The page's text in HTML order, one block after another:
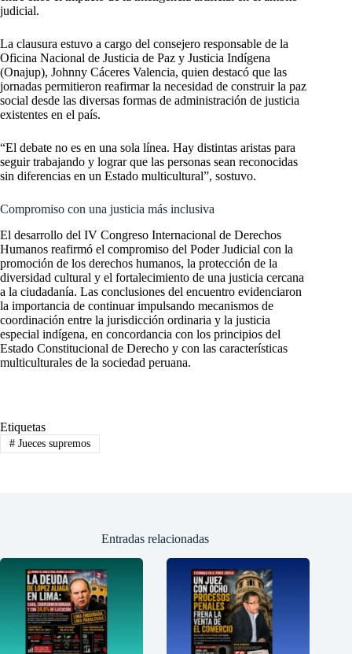
judicial.
La clausura estuvo a cargo del consejero responsable de la
Oficina Nacional de Justicia de Paz y Justicia Indígena
(Onajup), Johnny Cáceres Valencia, quien destacó que las
jornadas permitieron reafirmar la necesidad de construir la paz
social desde las diversas formas de administración de justicia
existentes en el país.
“El debate no es en una sola línea. Hay distintas aristas para
seguir trabajando y lograr que las personas sean reconocidas
sin diferencias en un Estado multicultural”, sostuvo.
Compromiso con una justicia más inclusiva
El desarrollo del IV Congreso Internacional de Derechos
Humanos reafirmó el compromiso del Poder Judicial con la
promoción de los derechos humanos, la protección de la
diversidad cultural y el fortalecimiento de una justicia cercana
a la ciudadanía. Las conclusiones del encuentro evidenciaron
la importancia de continuar impulsando mecanismos de
coordinación entre la jurisdicción ordinaria y la justicia
especial indígena, en concordancia con los principios del
Estado Constitucional de Derecho y con las características
multiculturales de la sociedad peruana.
Etiquetas
#Jueces supremos
Entradas relacionadas